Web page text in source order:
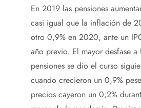
En 2019 las pensiones
casi igual que la inflación de
otro 0,9% en 2020, ante un
año previo. El mayor desfase a
pensiones se dio el curso
cuando crecieron un 0,9%
precios cayeron un 0,2%